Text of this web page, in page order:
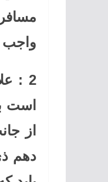
2 :
است
از
دهم